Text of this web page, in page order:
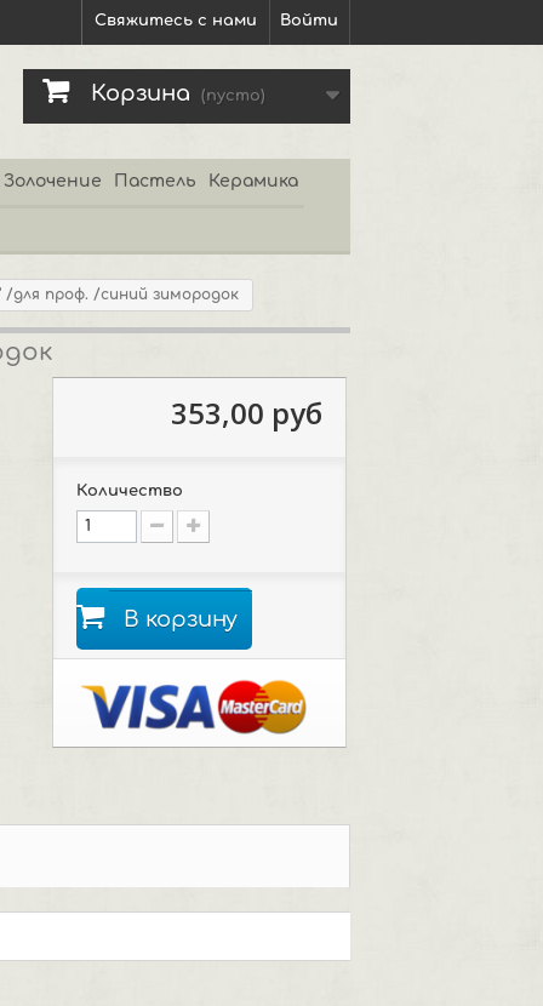
Войти
Свяжитесь с нами
Корзина (пусто)
Золочение Пастель Керамика
для проф. /синий зимородок
353,00 руб
Количество
В корзину